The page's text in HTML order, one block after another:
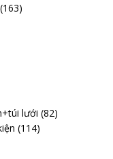
(163)
lưới (82)
(114)